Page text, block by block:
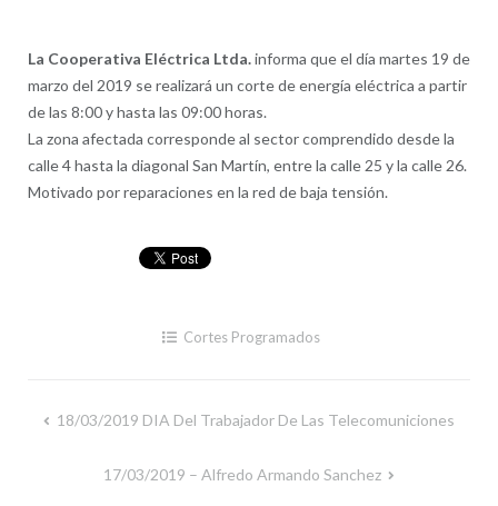
La Cooperativa Eléctrica Ltda.informa que el día martes 19 de
marzo del 2019 se realizará un corte de energía eléctrica a partir
de las 8:00 y hasta las 09:00 horas.
La zona afectada corresponde al sector comprendido desde la
calle 4 hasta la diagonal San Martín, entre la calle 25 y la calle 26.
Motivado por reparaciones en la red de baja tensión.
Cortes Programados
18/03/2019 DIA Del Trabajador De Las Telecomuniciones
17/03/2019 – Alfredo Armando Sanchez